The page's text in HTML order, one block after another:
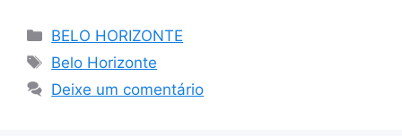
Categorias
BELO HORIZONTE
Tags
Belo Horizonte
Deixe um comentário